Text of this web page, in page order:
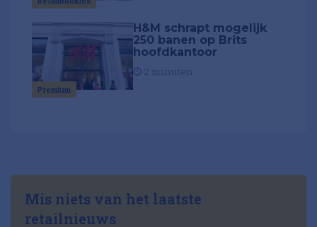
Premium
H&M schrapt mogelijk
250 banen op Brits
hoofdkantoor
Mis niets van het laatste
retailnieuws